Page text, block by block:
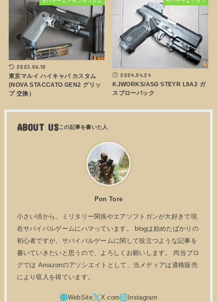
2023.06.10
東京マルイ ハイキャパ カスタム
(NOVA STACCATO GEN2 グリッ
プ 交換）
2024.04.24
KJWORKS/ASG STEYR L9A2 ガ
スブローバック
ABOUT US
Pon Tore
小さい頃から、ミリタリー関係やエアソフトガンが大好きで現
在サバイバルゲームにハマっています。 blogは始めたばかりの
初心者ですが、サバイバルゲームに関して役立つような記事を
書いていきたいと思うので、よろしくお願いします。 尚当ブロ
グでは Amazonのアソシエイトとして、当メディアは適格販売
により収入を得ています。